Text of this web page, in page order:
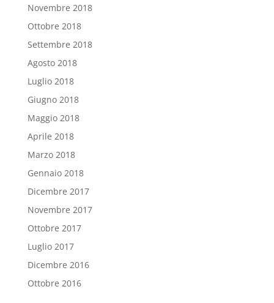
Novembre 2018
Ottobre 2018
Settembre 2018
Agosto 2018
Luglio 2018
Giugno 2018
Maggio 2018
Aprile 2018
Marzo 2018
Gennaio 2018
Dicembre 2017
Novembre 2017
Ottobre 2017
Luglio 2017
Dicembre 2016
Ottobre 2016